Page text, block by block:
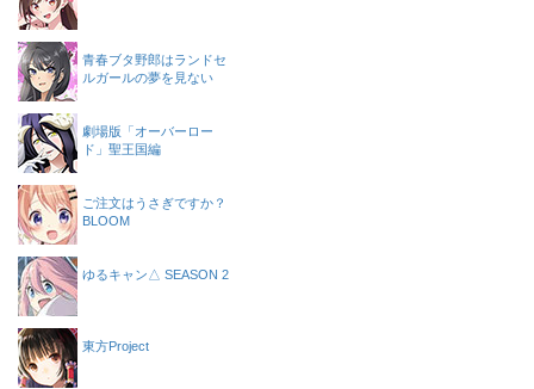
青春ブタ野郎はランドセ
ルガールの夢を見ない
劇場版「オーバーロー
ド」聖王国編
ご注文はうさぎですか？
BLOOM
ゆるキャン△ SEASON 2
東方Project